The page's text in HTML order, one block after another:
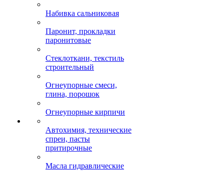
Набивка сальниковая
Паронит, прокладки
паронитовые
Стеклоткани, текстиль
строительный
Огнеупорные смеси,
глина, порошок
Огнеупорные кирпичи
Автохимия, технические
спреи, пасты
притирочные
Масла гидравлические